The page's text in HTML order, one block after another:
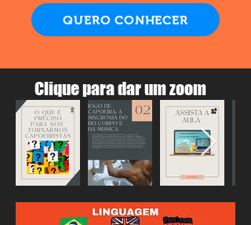
QUERO CONHECER
Clique para dar um zoom